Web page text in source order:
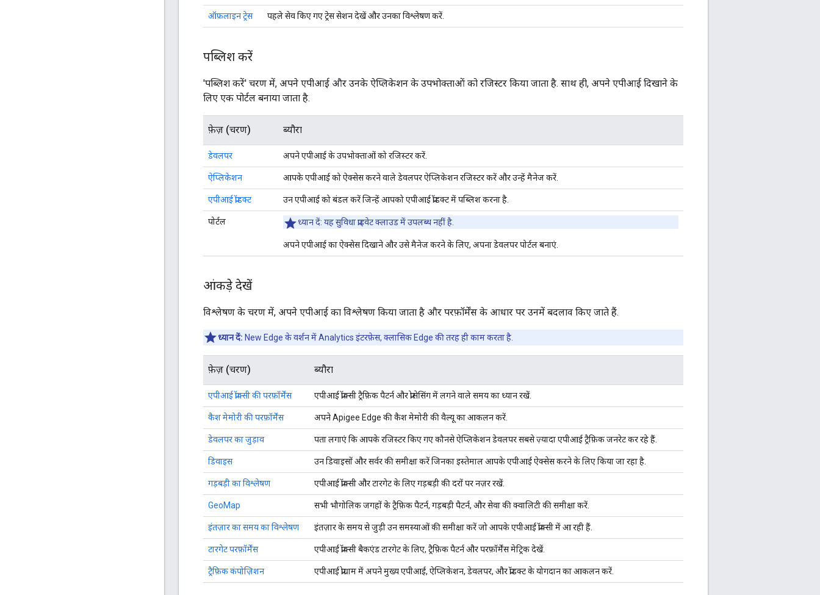
ऑफ़लाइन ट्रेस पहले सेव किए गए ट्रेस सेशन देखें और उनका विश्लेषण करें.
पब्लिश करें
'पब्लिश करें' चरण में, अपने एपीआई और उनके ऐप्लिकेशन के उपभोक्ताओं को रजिस्टर किया जाता है. साथ ही, अपने एपीआई दिखाने के
लिए एक पोर्टल बनाया जाता है.
फ़ेज़ (चरण) ब्यौरा
डेवलपर अपने एपीआई के उपभोक्ताओं को रजिस्टर करें.
ऐप्लिकेशन आपके एपीआई को ऐक्सेस करने वाले डेवलपर ऐप्लिकेशन रजिस्टर करें और उन्हें मैनेज करें.
एपीआई प्रॉडक्ट उन एपीआई को बंडल करें जिन्हें आपको एपीआई प्रॉडक्ट में पब्लिश करना है.
पोर्टल ध्यान दें: यह सुविधा प्राइवेट क्लाउड में उपलब्ध नहीं है.
अपने एपीआई का ऐक्सेस दिखाने और उसे मैनेज करने के लिए, अपना डेवलपर पोर्टल बनाएं.
आंकड़े देखें
विश्लेषण के चरण में, अपने एपीआई का विश्लेषण किया जाता है और परफ़ॉर्मेंस के आधार पर उनमें बदलाव किए जाते हैं.
ध्यान दें: New Edge के वर्शन में Analytics इंटरफ़ेस, क्लासिक Edge की तरह ही काम करता है.
फ़ेज़ (चरण) ब्यौरा
एपीआई प्रॉक्सी की परफ़ॉर्मेंस एपीआई प्रॉक्सी ट्रैफ़िक पैटर्न और प्रोसेसिंग में लगने वाले समय का ध्यान रखें.
कैश मेमोरी की परफ़ॉर्मेंस अपने Apigee Edge की कैश मेमोरी की वैल्यू का आकलन करें.
डेवलपर का जुड़ाव पता लगाएं कि आपके रजिस्टर किए गए कौनसे ऐप्लिकेशन डेवलपर सबसे ज़्यादा एपीआई ट्रैफ़िक जनरेट कर रहे हैं.
डिवाइस उन डिवाइसों और सर्वर की समीक्षा करें जिनका इस्तेमाल आपके एपीआई ऐक्सेस करने के लिए किया जा रहा है.
गड़बड़ी का विश्लेषण एपीआई प्रॉक्सी और टारगेट के लिए गड़बड़ी की दरों पर नज़र रखें.
GeoMap सभी भौगोलिक जगहों के ट्रैफ़िक पैटर्न, गड़बड़ी पैटर्न, और सेवा की क्वालिटी की समीक्षा करें.
इंतज़ार का समय का विश्लेषण इंतज़ार के समय से जुड़ी उन समस्याओं की समीक्षा करें जो आपके एपीआई प्रॉक्सी में आ रही हैं.
टारगेट परफ़ॉर्मेंस एपीआई प्रॉक्सी बैकएंड टारगेट के लिए, ट्रैफ़िक पैटर्न और परफ़ॉर्मेंस मेट्रिक देखें.
ट्रैफ़िक कंपोज़िशन एपीआई प्रोग्राम में अपने मुख्य एपीआई, ऐप्लिकेशन, डेवलपर, और प्रॉडक्ट के योगदान का आकलन करें.